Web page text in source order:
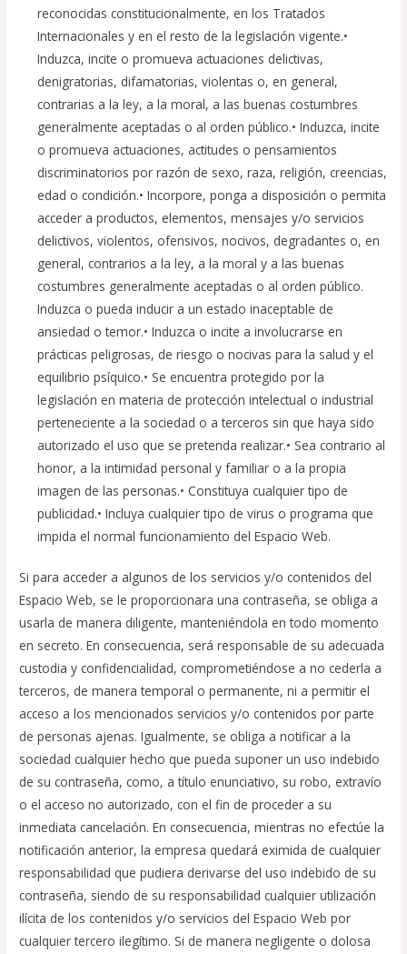
reconocidas constitucionalmente, en los Tratados
Internacionales y en el resto de la legislación vigente.•
Induzca, incite o promueva actuaciones delictivas,
denigratorias, difamatorias, violentas o, en general,
contrarias a la ley, a la moral, a las buenas costumbres
generalmente aceptadas o al orden público.• Induzca, incite
o promueva actuaciones, actitudes o pensamientos
discriminatorios por razón de sexo, raza, religión, creencias,
edad o condición.• Incorpore, ponga a disposición o permita
acceder a productos, elementos, mensajes y/o servicios
delictivos, violentos, ofensivos, nocivos, degradantes o, en
general, contrarios a la ley, a la moral y a las buenas
costumbres generalmente aceptadas o al orden público.
Induzca o pueda inducir a un estado inaceptable de
ansiedad o temor.• Induzca o incite a involucrarse en
prácticas peligrosas, de riesgo o nocivas para la salud y el
equilibrio psíquico.• Se encuentra protegido por la
legislación en materia de protección intelectual o industrial
perteneciente a la sociedad o a terceros sin que haya sido
autorizado el uso que se pretenda realizar.• Sea contrario al
honor, a la intimidad personal y familiar o a la propia
imagen de las personas.• Constituya cualquier tipo de
publicidad.• Incluya cualquier tipo de virus o programa que
impida el normal funcionamiento del Espacio Web.
Si para acceder a algunos de los servicios y/o contenidos del
Espacio Web, se le proporcionara una contraseña, se obliga a
usarla de manera diligente, manteniéndola en todo momento
en secreto. En consecuencia, será responsable de su adecuada
custodia y confidencialidad, comprometiéndose a no cederla a
terceros, de manera temporal o permanente, ni a permitir el
acceso a los mencionados servicios y/o contenidos por parte
de personas ajenas. Igualmente, se obliga a notificar a la
sociedad cualquier hecho que pueda suponer un uso indebido
de su contraseña, como, a título enunciativo, su robo, extravío
o el acceso no autorizado, con el fin de proceder a su
inmediata cancelación. En consecuencia, mientras no efectúe la
notificación anterior, la empresa quedará eximida de cualquier
responsabilidad que pudiera derivarse del uso indebido de su
contraseña, siendo de su responsabilidad cualquier utilización
ilícita de los contenidos y/o servicios del Espacio Web por
cualquier tercero ilegítimo. Si de manera negligente o dolosa